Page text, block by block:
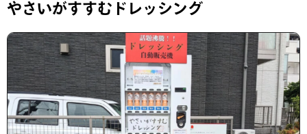
やさいがすすむドレッシング